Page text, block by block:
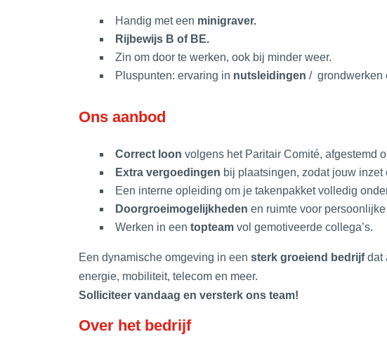
Handig met een minigraver.
Rijbewijs B of BE.
Zin om door te werken, ook bij minder weer.
Pluspunten: ervaring in nutsleidingen/ grondwerken
Ons aanbod
Correct loonvolgens het Paritair Comité, afgestemd
Extra vergoedingen bij plaatsingen, zodat jouw
Een interne opleiding om je takenpakket volledig
Doorgroeimogelijkheden en ruimte voor
Werken in eentopteamvol gemotiveerde collega’s.
Een dynamische omgeving in een sterk groeiend bedrijfdat
energie, mobiliteit, telecom en meer.
Solliciteer vandaag en versterk ons team!
Over het bedrijf